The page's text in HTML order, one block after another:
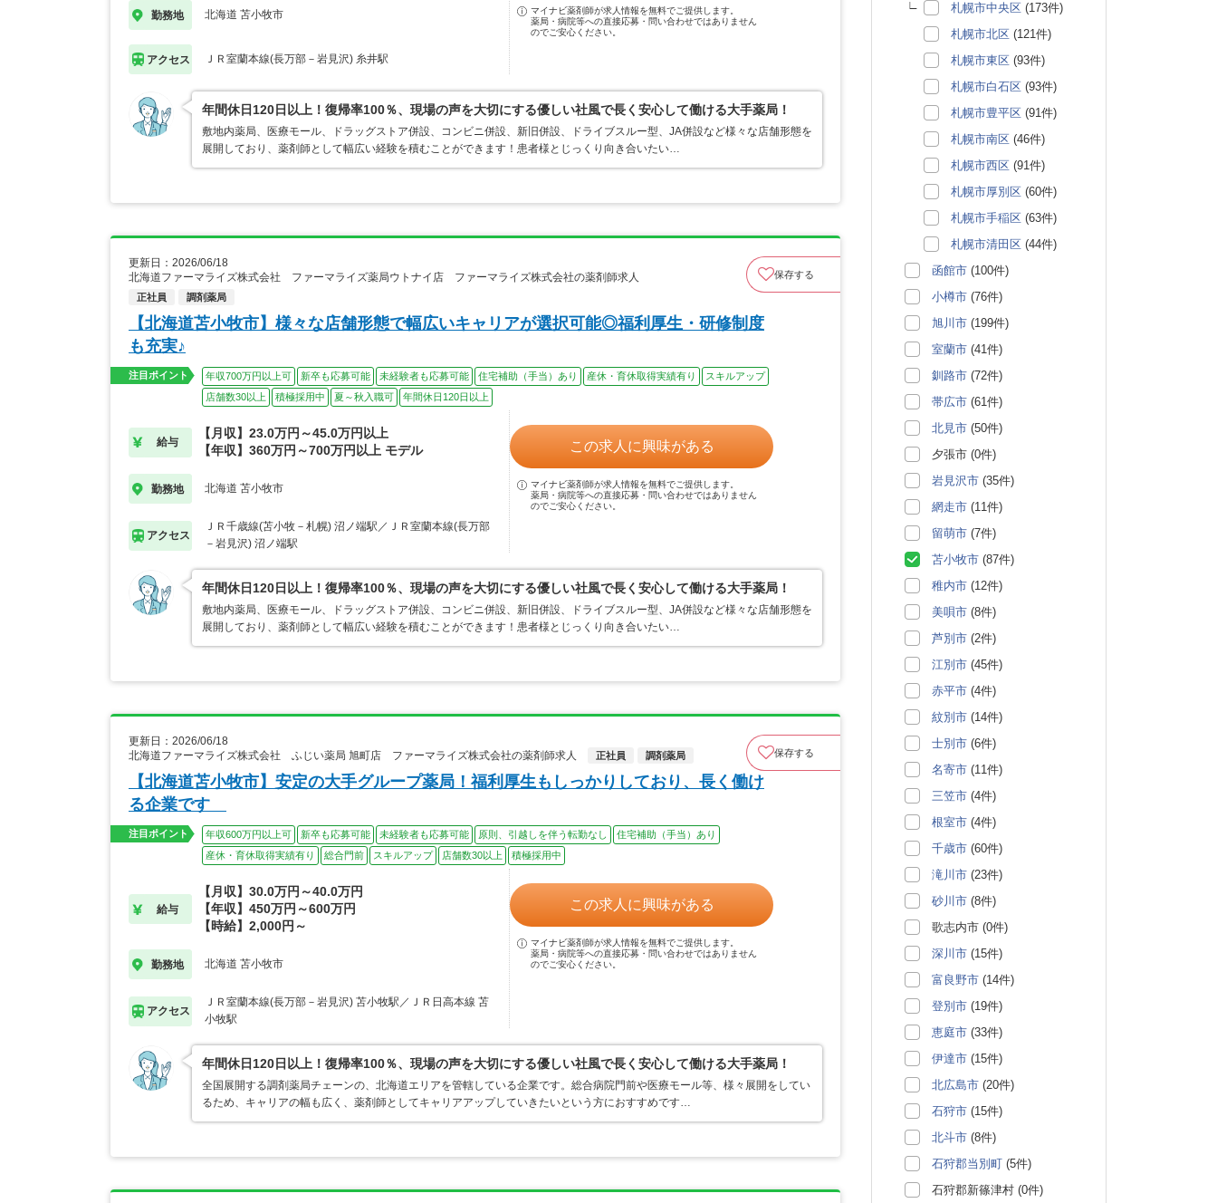
勤務地 北海道 苫小牧市
アクセス ＪＲ室蘭本線(長万部－岩見沢) 糸井駅
マイナビ薬剤師が求人情報を無料でご提供します。
薬局・病院等への直接応募・問い合わせではありません
のでご安心ください。
年間休日120日以上！復帰率100％、現場の声を大切にする優しい社風で長く安心して働ける大手薬局！
敷地内薬局、医療モール、ドラッグストア併設、コンビニ併設、新旧併設、ドライブスルー型、JA併設など様々な店舗形態を
展開しており、薬剤師として幅広い経験を積むことができます！患者様とじっくり向き合いたい…
更新日：2026/06/18
北海道ファーマライズ株式会社 ファーマライズ薬局ウトナイ店 ファーマライズ株式会社の薬剤師求人
正社員 調剤薬局
保存する
【北海道苫小牧市】様々な店舗形態で幅広いキャリアが選択可能◎福利厚生・研修制度
も充実♪
注目ポイント 年収700万円以上可 新卒も応募可能 未経験者も応募可能 住宅補助（手当）あり 産休・育休取得実績有り
スキルアップ
店舗数30以上
積極採用中 夏～秋入職可 年間休日120日以上
給与
【月収】23.0万円～45.0万円以上
【年収】360万円～700万円以上 モデル
勤務地 北海道 苫小牧市
アクセス
ＪＲ千歳線(苫小牧－札幌) 沼ノ端駅／ＪＲ室蘭本線(長万部
－岩見沢) 沼ノ端駅
この求人に興味がある
マイナビ薬剤師が求人情報を無料でご提供します。
薬局・病院等への直接応募・問い合わせではありません
のでご安心ください。
年間休日120日以上！復帰率100％、現場の声を大切にする優しい社風で長く安心して働ける大手薬局！
敷地内薬局、医療モール、ドラッグストア併設、コンビニ併設、新旧併設、ドライブスルー型、JA併設など様々な店舗形態を
展開しており、薬剤師として幅広い経験を積むことができます！患者様とじっくり向き合いたい…
更新日：2026/06/18
北海道ファーマライズ株式会社 ふじい薬局 旭町店 ファーマライズ株式会社の薬剤師求人
正社員 調剤薬局 保存する
【北海道苫小牧市】安定の大手グループ薬局！福利厚生もしっかりしており、長く働け
る企業です
注目ポイント 年収600万円以上可 新卒も応募可能 未経験者も応募可能 原則、引越しを伴う転勤なし
住宅補助（手当）あり
産休・育休取得実績有り
総合門前 スキルアップ 店舗数30以上 積極採用中
給与
【月収】30.0万円～40.0万円
【年収】450万円～600万円
【時給】2,000円～
勤務地 北海道 苫小牧市
アクセス
ＪＲ室蘭本線(長万部－岩見沢) 苫小牧駅／ＪＲ日高本線 苫
小牧駅
この求人に興味がある
マイナビ薬剤師が求人情報を無料でご提供します。
薬局・病院等への直接応募・問い合わせではありません
のでご安心ください。
年間休日120日以上！復帰率100％、現場の声を大切にする優しい社風で長く安心して働ける大手薬局！
全国展開する調剤薬局チェーンの、北海道エリアを管轄している企業です。総合病院門前や医療モール等、様々展開をしてい
るため、キャリアの幅も広く、薬剤師としてキャリアアップしていきたいという方におすすめです…
札幌市中央区 (173件)
札幌市北区 (121件)
札幌市東区 (93件)
札幌市白石区 (93件)
札幌市豊平区 (91件)
札幌市南区 (46件)
札幌市西区 (91件)
札幌市厚別区 (60件)
札幌市手稲区 (63件)
札幌市清田区 (44件)
函館市 (100件)
小樽市 (76件)
旭川市 (199件)
室蘭市 (41件)
釧路市 (72件)
帯広市 (61件)
北見市 (50件)
夕張市 (0件)
岩見沢市 (35件)
網走市 (11件)
留萌市 (7件)
苫小牧市 (87件)
稚内市 (12件)
美唄市 (8件)
芦別市 (2件)
江別市 (45件)
赤平市 (4件)
紋別市 (14件)
士別市 (6件)
名寄市 (11件)
三笠市 (4件)
根室市 (4件)
千歳市 (60件)
滝川市 (23件)
砂川市 (8件)
歌志内市 (0件)
深川市 (15件)
富良野市 (14件)
登別市 (19件)
恵庭市 (33件)
伊達市 (15件)
北広島市 (20件)
石狩市 (15件)
北斗市 (8件)
石狩郡当別町 (5件)
石狩郡新篠津村 (0件)